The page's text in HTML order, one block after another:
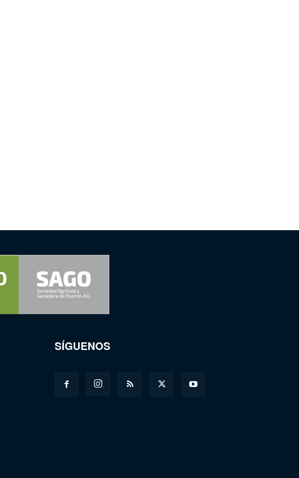
SÍGUENOS